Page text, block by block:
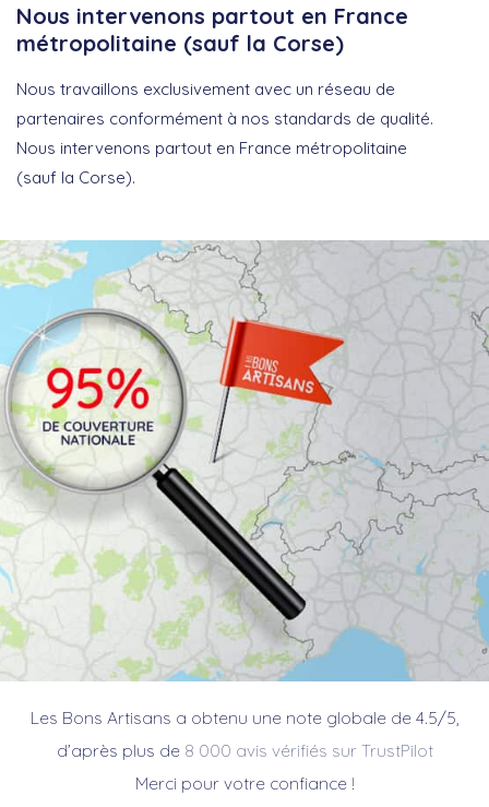
Nous intervenons partout en France
métropolitaine (sauf la Corse)
Nous travaillons exclusivement avec un réseau de
partenaires conformément à nos standards de qualité.
Nous intervenons partout en France métropolitaine
(sauf la Corse).
Les Bons Artisans a obtenu une note globale de 4.5/5,
d’après plus de 8 000 avis vérifiés sur TrustPilot
Merci pour votre confiance !